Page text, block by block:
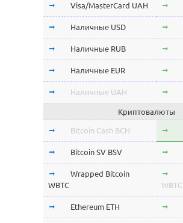
Visa/MasterCard UAH
Наличные USD
Наличные RUB
Наличные EUR
Наличные UAH
Криптовалюты
Bitcoin Cash BCH
Bitcoin SV BSV
Wrapped Bitcoin
WBTC
WBTC
Ethereum ETH